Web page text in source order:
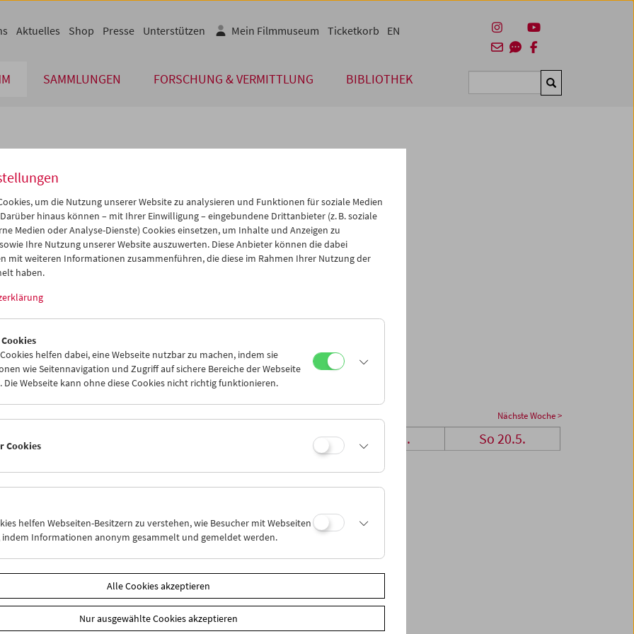
SAMMLUNGEN FORSCHUNG & VERMITTLUNG BIBLIOTHEK Suchen
Aktuelles Shop Presse Unterstützen Mein Filmmuseum Ticketkorb EN
Mai 2007 >>
Mi Do Fr Sa So
02 03 04 05
06
09 10 11 12
13
16 17
23 24
06
iCalender
Programmheft-PDF
English language or subtitles
Nächste Woche >
Mi 16.5. Sa 19.5. So 20.5.
um die Nutzung unserer Website zu analysieren und Funktionen für soziale Medien
hinaus können – mit Ihrer Einwilligung – eingebundene Drittanbieter (z. B. soziale
Medien oder Analyse-Dienste) Cookies einsetzen, um Inhalte und Anzeigen zu
Ihre Nutzung unserer Website auszuwerten. Diese Anbieter können die dabei
mit weiteren Informationen zusammenführen, die diese im Rahmen Ihrer Nutzung der
haben.
helfen dabei, eine Webseite nutzbar zu machen, indem sie
wie Seitennavigation und Zugriff auf sichere Bereiche der Webseite
Die Webseite kann ohne diese Cookies nicht richtig funktionieren.
Cookies
helfen Webseiten-Besitzern zu verstehen, wie Besucher mit Webseiten
indem Informationen anonym gesammelt und gemeldet werden.
Alle Cookies akzeptieren
Nur ausgewählte Cookies akzeptieren